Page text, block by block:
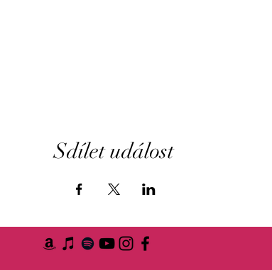
Sdílet událost